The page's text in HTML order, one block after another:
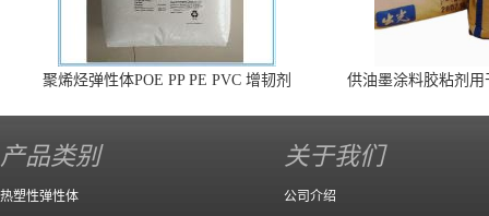
聚烯烃弹性体POE PP PE PVC 增韧剂
供油墨涂料胶粘剂
产品类别
热塑性弹性体
关于我们
公司介绍